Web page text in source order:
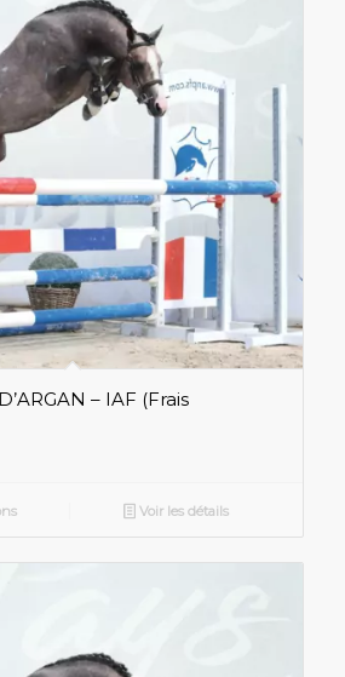
– IAF (Frais
Voir les détails